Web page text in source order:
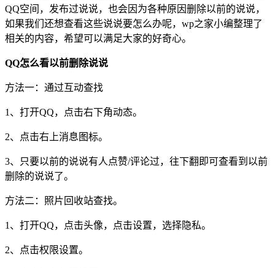
QQ空间，发布过说说，也会因为各种原因删除以前的说说，
如果我们还想查看这些说说要怎么办呢， wp之家小编整理了
相关的内容，希望可以满足大家的好奇心。
QQ怎么看以前删除说说
方法一：通过互动查找
1 、打开QQ， 点击右下角动态。
2、点击右上消息图标。
3、只要以前的说说有人点赞/评论过，往下翻即可查看到以前
删除的说说了。
方法二：照片回收站查找。
1 、打开QQ，点击头像，点击设置，选择隐私。
2、点击权限设置。